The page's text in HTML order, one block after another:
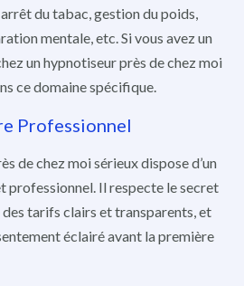
du tabac, gestion du poids,
mentale, etc. Si vous avez un
un hypnotiseur près de chez moi
ce domaine spécifique.
Professionnel
de chez moi sérieux dispose d’un
professionnel. Il respecte le secret
tarifs clairs et transparents, et
éclairé avant la première